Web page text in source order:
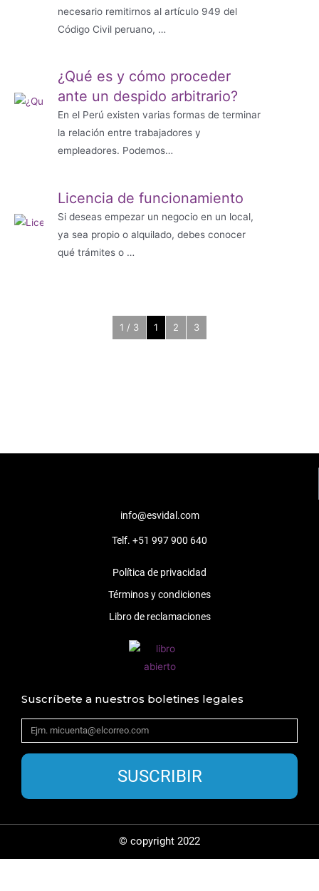
necesario remitirnos al artículo 949 del
Código Civil peruano, …
¿Qué es y cómo proceder
ante un despido arbitrario?
En el Perú existen varias formas de terminar
la relación entre trabajadores y
empleadores. Podemos…
Licencia de funcionamiento
Si deseas empezar un negocio en un local,
ya sea propio o alquilado, debes conocer
qué trámites o …
1 / 3 1 2 3
info@esvidal.com
Telf. +51 997 900 640
Política de privacidad
Términos y condiciones
Libro de reclamaciones
Suscríbete a nuestros boletines legales
SUSCRIBIR
© copyright 2022